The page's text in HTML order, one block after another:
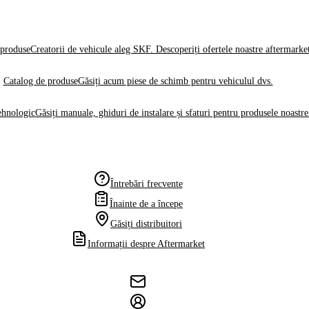
Creatorii de vehicule aleg SKF. Descoperiți ofertele noastre
Catalog de produseGăsiți acum piese de schimb pentru vehiculul dvs.
Găsiți manuale, ghiduri de instalare și sfaturi pentru produsele
Întrebări frecvente
Înainte de a începe
Găsiți distribuitori
Informații despre Aftermarket